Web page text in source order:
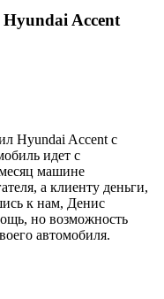
Hyundai Accent
Hyundai Accent с
идет с
машине
а клиенту деньги,
к нам, Денис
но возможность
автомобиля.